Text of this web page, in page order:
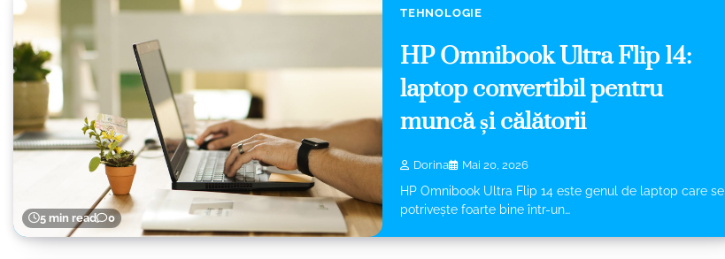
5 min read 0
TEHNOLOGIE
HP Omnibook Ultra Flip 14:
laptop convertibil pentru
muncă și călătorii
Dorina Mai 20, 2026
HP Omnibook Ultra Flip 14 este genul de laptop care se
potrivește foarte bine într-un…